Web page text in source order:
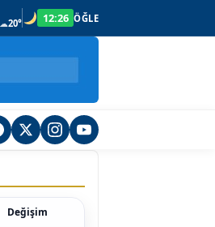
☁20° 12:26 ÖĞLE
Değişim